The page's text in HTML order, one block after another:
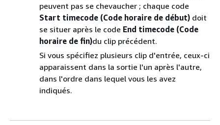
peuvent pas se chevaucher ; chaque code
Start timecode (Code horaire de début) doit
se situer après le code End timecode (Code
horaire de fin)du clip précédent.
Si vous spécifiez plusieurs clip d'entrée, ceux-ci
apparaissent dans la sortie l'un après l'autre,
dans l'ordre dans lequel vous les avez
indiqués.